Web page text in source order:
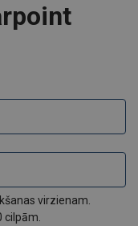
virzienam.
cilpām.